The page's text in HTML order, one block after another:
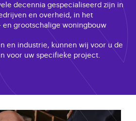
decennia gespecialiseerd zijn in
en overheid, in het
en grootschalige woningbouw
en industrie, kunnen wij voor u de
voor uw specifieke project.